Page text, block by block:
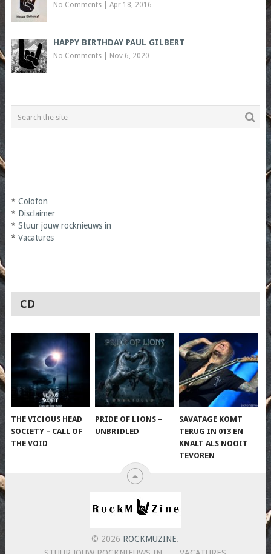
No Comments| Apr 18, 2016
HAPPY BIRTHDAY PAUL GILBERT
No Comments| Nov 6, 2020
* Colofon
* Disclaimer
* Stuur jouw rocknieuws in
* Vacatures
CD
THE VICIOUS HEAD
SOCIETY – CALL OF
THE VOID
PRIDE OF LIONS –
UNBRIDLED
SAVATAGE KOMT
TERUG IN 013 EN
KNALT ALS NOOIT
TEVOREN
© 2026 ROCKMUZINE.